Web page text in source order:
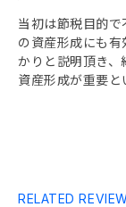
当初は節税目的
の資産形成にも
かりと説明頂き
資産形成が重要と
RELATED